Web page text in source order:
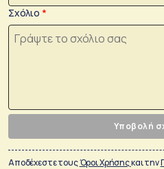
Σχόλιο
Υποβολή
Αποδέχεστε τουςΌροι Χρήσηςκαι την